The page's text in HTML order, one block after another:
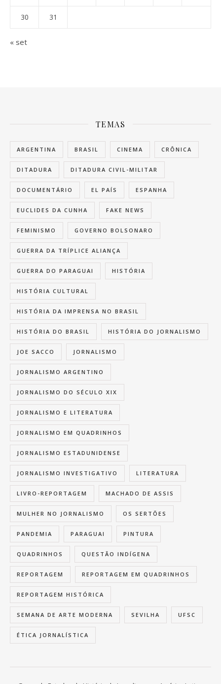
30 31
« set
TEMAS
ARGENTINA BRASIL CINEMA CRÔNICA
DITADURA DITADURA CIVIL-MILITAR
DOCUMENTÁRIO EL PAÍS ESPANHA
EUCLIDES DA CUNHA FAKE NEWS
FEMINISMO GOVERNO BOLSONARO
GUERRA DA TRÍPLICE ALIANÇA
GUERRA DO PARAGUAI HISTÓRIA
HISTÓRIA CULTURAL
HISTÓRIA DA IMPRENSA NO BRASIL
HISTÓRIA DO BRASIL HISTÓRIA DO JORNALISMO
JOE SACCO JORNALISMO
JORNALISMO ARGENTINO
JORNALISMO DO SÉCULO XIX
JORNALISMO E LITERATURA
JORNALISMO EM QUADRINHOS
JORNALISMO ESTADUNIDENSE
JORNALISMO INVESTIGATIVO LITERATURA
LIVRO-REPORTAGEM MACHADO DE ASSIS
MULHER NO JORNALISMO OS SERTÕES
PANDEMIA PARAGUAI PINTURA
QUADRINHOS QUESTÃO INDÍGENA
REPORTAGEM REPORTAGEM EM QUADRINHOS
REPORTAGEM HISTÓRICA
SEMANA DE ARTE MODERNA SEVILHA UFSC
ÉTICA JORNALÍSTICA